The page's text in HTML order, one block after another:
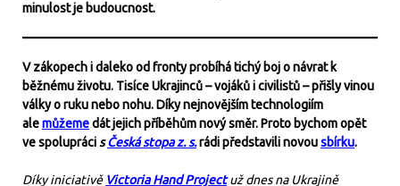
minulost je budoucnost.
V zákopech i daleko od fronty probíhá tichý boj o návrat k
běžnému životu. Tisíce Ukrajinců – vojáků i civilistů – přišly vinou
války o ruku nebo nohu. Díky nejnovějším technologiím
alemůžemedát jejich příběhům nový směr. Proto bychom opět
ve spolupráci sČeská stopa z. s.rádi představili novousbírku.
Díky iniciativě Victoria Hand Projectuž dnes na Ukrajině